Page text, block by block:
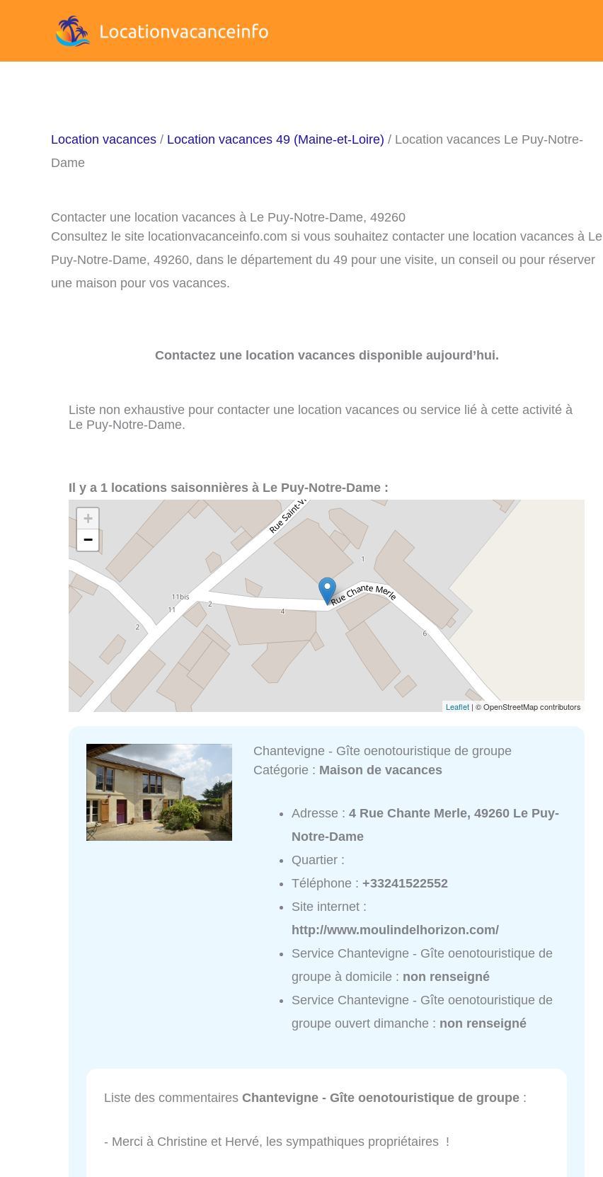
Location vacances / Location vacances 49 (Maine-et-Loire) / Location vacances Le Puy-Notre-
Dame
Contacter une location vacances à Le Puy-Notre-Dame, 49260
Consultez le site locationvacanceinfo.com si vous souhaitez contacter une location vacances à Le
Puy-Notre-Dame, 49260, dans le département du 49 pour une visite, un conseil ou pour réserver
une maison pour vos vacances.
Contactez une location vacances disponible aujourd’hui.
Liste non exhaustive pour contacter une location vacances ou service lié à cette activité à
Le Puy-Notre-Dame.
Il y a 1 locations saisonnières à Le Puy-Notre-Dame :
+
−
Leaflet | © OpenStreetMap contributors
Chantevigne - Gîte oenotouristique de groupe
Catégorie : Maison de vacances
Adresse :4 Rue Chante Merle, 49260 Le Puy-
Notre-Dame
Quartier :
Téléphone :+33241522552
Site internet :
http://www.moulindelhorizon.com/
Service Chantevigne - Gîte oenotouristique de
groupe à domicile : non renseigné
Service Chantevigne - Gîte oenotouristique de
groupe ouvert dimanche : non renseigné
Liste des commentaires Chantevigne - Gîte oenotouristique de groupe :
- Merci à Christine et Hervé, les sympathiques propriétaires !